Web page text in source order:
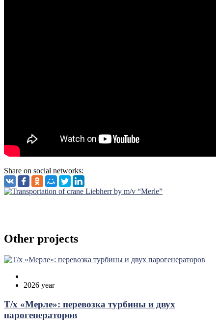
Share on social networks:
Other projects
2026 year
Т/х «Мерле»: перевозка турбины и двух
парогенераторов